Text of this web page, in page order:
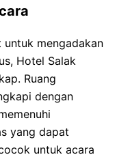
mengadakan
Hotel Salak
Ruang
dengan
yang dapat
untuk acara